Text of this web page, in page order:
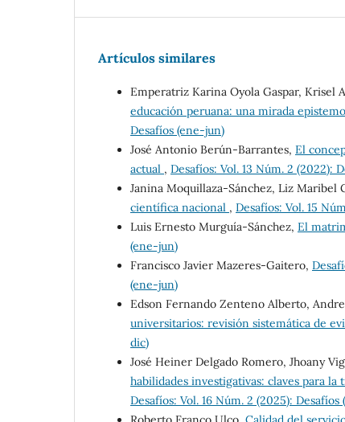
Artículos similares
Emperatriz Karina Oyola Gaspar, Krisel
educación peruana: una mirada
Desafíos (ene-jun)
José Antonio Berún-Barrantes, El
actual , Desafíos: Vol. 13 Núm. 2 (2022):
Janina Moquillaza-Sánchez, Liz Maribel
científica nacional , Desafíos: Vol. 15
Luis Ernesto Murguía-Sánchez, El
(ene-jun)
Francisco Javier Mazeres-Gaitero,
(ene-jun)
Edson Fernando Zenteno Alberto,
universitarios: revisión sistemática de
dic)
José Heiner Delgado Romero, Jhoany
habilidades investigativas: claves para
Desafíos: Vol. 16 Núm. 2 (2025):